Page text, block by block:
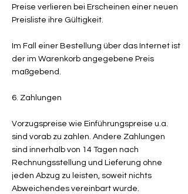
Preise verlieren bei Erscheinen einer neuen
Preisliste ihre Gültigkeit.
Im Fall einer Bestellung über das Internet ist
der im Warenkorb angegebene Preis
maßgebend.
6. Zahlungen
Vorzugspreise wie Einführungspreise u.a.
sind vorab zu zahlen. Andere Zahlungen
sind innerhalb von 14 Tagen nach
Rechnungsstellung und Lieferung ohne
jeden Abzug zu leisten, soweit nichts
Abweichendes vereinbart wurde.